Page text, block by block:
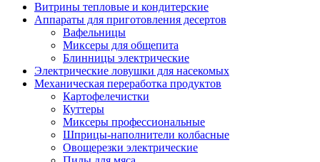
Витрины тепловые и кондитерские
Аппараты для приготовления десертов
Вафельницы
Миксеры для общепита
Блинницы электрические
Электрические ловушки для насекомых
Механическая переработка продуктов
Картофелечистки
Куттеры
Миксеры профессиональные
Шприцы-наполнители колбасные
Овощерезки электрические